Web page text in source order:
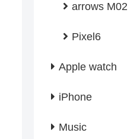
arrows M02
Pixel6
Apple watch
iPhone
Music